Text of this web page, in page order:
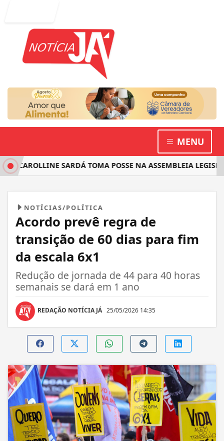
MENU
SARDÁ TOMA POSSE NA ASSEMBLEIA
NOTÍCIAS/POLÍTICA
Acordo prevê regra de
transição de 60 dias para fim
da escala 6x1
Redução de jornada de 44 para 40 horas
semanais se dará em 1 ano
REDAÇÃO NOTÍCIA JÁ 25/05/2026 14:35